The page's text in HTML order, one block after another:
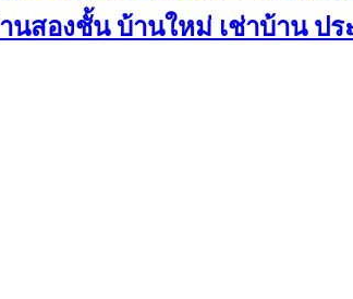
นสองชั้น บ้านใหม่ เช่าบ้าน ป